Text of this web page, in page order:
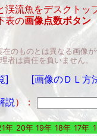
渓流魚をデスクト
表の画像点数ボタン
のものとは異なる画像
管理者は責任を負い
]
[画像のＤＬ方
説）：
年 20年 19年 18年 17年